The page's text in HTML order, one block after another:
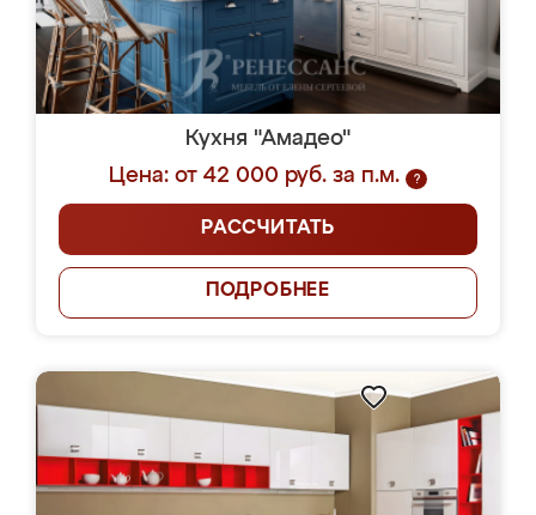
Кухня "Амадео"
Цена: от 42 000 руб. за п.м.
?
РАССЧИТАТЬ
ПОДРОБНЕЕ